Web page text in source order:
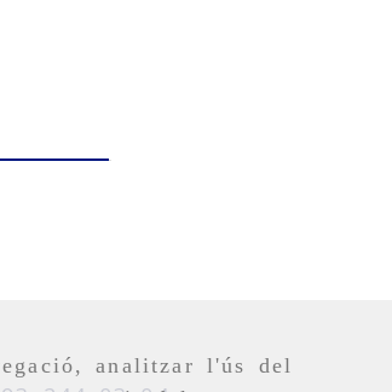
analitzar l'ús del